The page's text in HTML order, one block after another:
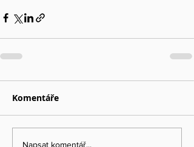
Komentáře
Napsat komentář...